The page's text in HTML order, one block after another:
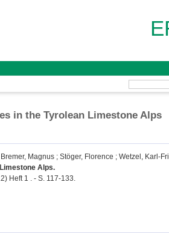
in the Tyrolean Limestone Alps
Bremer, Magnus ; Stöger, Florence ; Wetzel,
Alps.
Heft 1 . - S. 117-133.